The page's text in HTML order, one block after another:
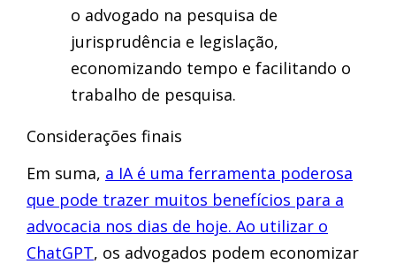
o advogado na pesquisa de
jurisprudência e legislação,
economizando tempo e facilitando o
trabalho de pesquisa.
Considerações finais
Em suma, a IA é uma ferramenta poderosa
que pode trazer muitos benefícios para a
advocacia nos dias de hoje. Ao utilizar o
ChatGPT, os advogados podem economizar